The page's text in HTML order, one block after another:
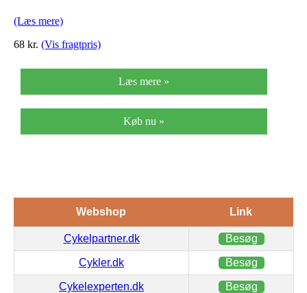
drypflaske
grøn
(Læs mere)
68 kr. (Vis fragtpris)
Læs mere »
Køb nu »
Webshop Link
Cykelpartner.dk Besøg
Cykler.dk Besøg
Cykelexperten.dk Besøg